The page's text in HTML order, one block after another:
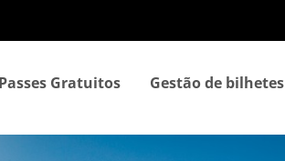
Passes Gratuitos Gestão de bilhetes